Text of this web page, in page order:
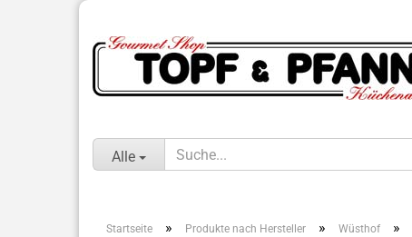
Alle
Startseite » Produkte nach Hersteller » Wüsthof »